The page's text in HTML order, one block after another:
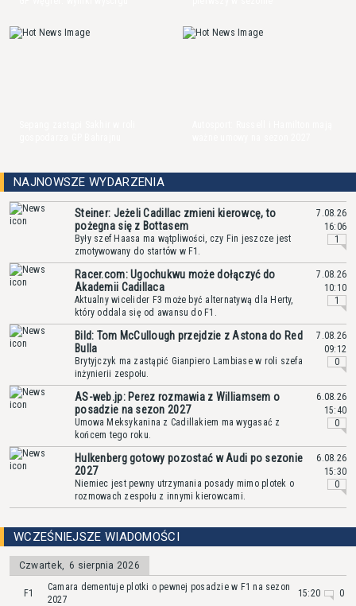
NAJNOWSZE WYDARZENIA
Steiner: Jeżeli Cadillac zmieni kierowcę, to
pożegna się z Bottasem
Były szef Haasa ma wątpliwości, czy Fin jeszcze jest
zmotywowany do startów w F1.
7.08.26
16:06
1
Racer.com: Ugochukwu może dołączyć do
Akademii Cadillaca
Aktualny wicelider F3 może być alternatywą dla Herty,
który oddala się od awansu do F1.
7.08.26
10:10
1
Bild: Tom McCullough przejdzie z Astona do Red
Bulla
Brytyjczyk ma zastąpić Gianpiero Lambiase w roli szefa
inżynierii zespołu.
7.08.26
09:12
0
AS-web.jp: Perez rozmawia z Williamsem o
posadzie na sezon 2027
Umowa Meksykanina z Cadillakiem ma wygasać z
końcem tego roku.
6.08.26
15:40
0
Hulkenberg gotowy pozostać w Audi po sezonie
2027
Niemiec jest pewny utrzymania posady mimo plotek o
rozmowach zespołu z innymi kierowcami.
6.08.26
15:30
0
WCZEŚNIEJSZE WIADOMOŚCI
Czwartek, 6 sierpnia 2026
F1
Camara dementuje plotki o pewnej posadzie w F1 na sezon
2027
15:20 0